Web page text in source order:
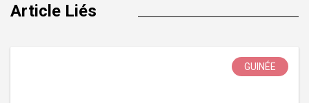
Article Liés
GUINÉE